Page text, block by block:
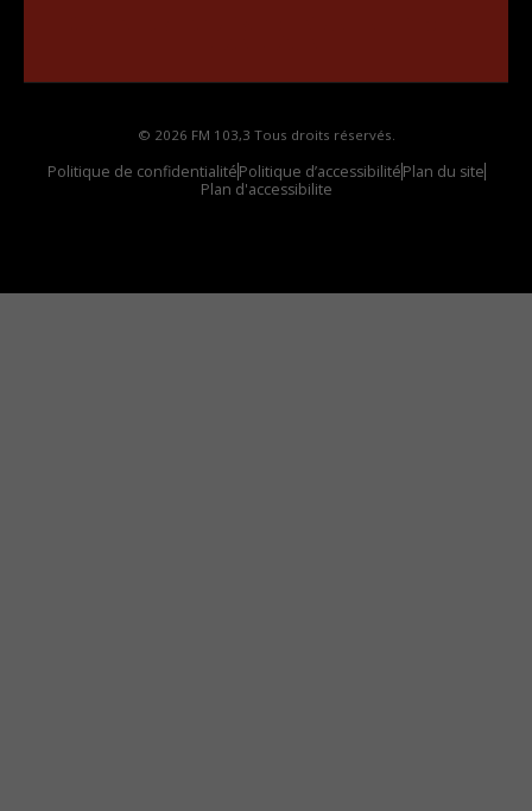
© 2026 FM 103,3 Tous droits réservés.
Politique de confidentialitéPolitique d’accessibilitéPlan du site
Plan d'accessibilite